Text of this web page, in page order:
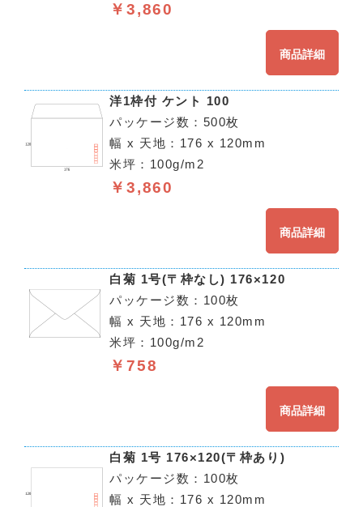
￥3,860
商品詳細
洋1枠付 ケント 100
パッケージ数：500枚
幅 x 天地：176 x 120mm
米坪：100g/m2
￥3,860
商品詳細
白菊 1号(〒枠なし) 176×120
パッケージ数：100枚
幅 x 天地：176 x 120mm
米坪：100g/m2
￥758
商品詳細
白菊 1号 176×120(〒枠あり)
パッケージ数：100枚
幅 x 天地：176 x 120mm